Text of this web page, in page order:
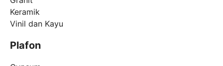
Keramik
Vinil dan Kayu
Plafon